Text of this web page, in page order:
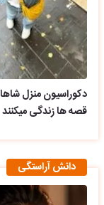
دکوراسیون منزل
قصه ها زندگی میکنند
دانش آراستگی